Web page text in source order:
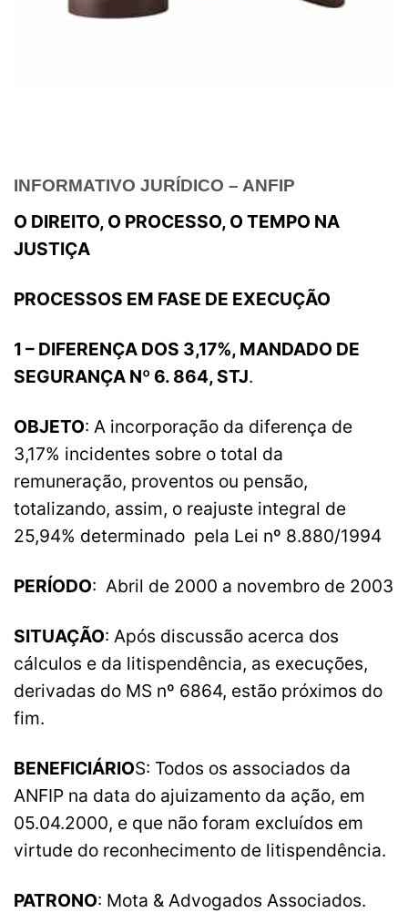
INFORMATIVO JURÍDICO – ANFIP
O DIREITO, O PROCESSO, O TEMPO NA
JUSTIÇA
PROCESSOS EM FASE DE EXECUÇÃO
1 – DIFERENÇA DOS 3,17%, MANDADO DE
SEGURANÇA Nº 6. 864, STJ.
OBJETO: A incorporação da diferença de
3,17% incidentes sobre o total da
remuneração, proventos ou pensão,
totalizando, assim, o reajuste integral de
25,94% determinado pela Lei nº 8.880/1994
PERÍODO: Abril de 2000 a novembro de 2003
SITUAÇÃO: Após discussão acerca dos
cálculos e da litispendência, as execuções,
derivadas do MS nº 6864, estão próximos do
fim.
BENEFICIÁRIOS: Todos os associados da
ANFIP na data do ajuizamento da ação, em
05.04.2000, e que não foram excluídos em
virtude do reconhecimento de litispendência.
PATRONO: Mota & Advogados Associados.